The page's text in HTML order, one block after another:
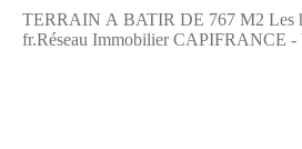
TERRAIN A BATIR DE 767 M2 Les
fr.Réseau Immobilier CAPIFRANCE -